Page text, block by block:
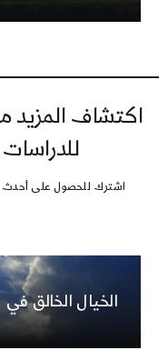
اكتشاف المزيد
اشترك للحصول على أحدث
الخيال الخالق